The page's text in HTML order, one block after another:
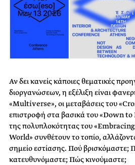
Αν δει κανείς κάποιες θεματικές
διοργανώσεων, η εξέλιξη είναι
«Multiverse», οι μεταβάσεις του
επιστροφή στα βασικά του «Down
της πολυπλοκότητας του
World» συνθέτουν το τοπίο,
σημείο εστίασης. Πού βρισκόμαστε;
κατευθυνόμαστε; Πώς κινούμαστε;